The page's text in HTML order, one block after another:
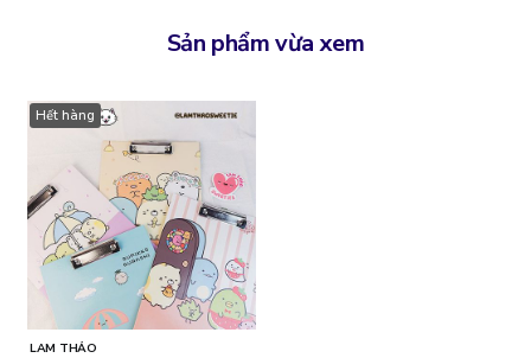
Sản phẩm vừa xem
Hết hàng
LAM THẢO